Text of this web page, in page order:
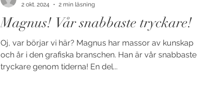
Magnus! Vår snabbaste tryckare!
Oj, var börjar vi här? Magnus har massor av kunskap
och år i den grafiska branschen. Han är vår snabbaste
tryckare genom tiderna! En del...
2 okt. 2024
2 min läsning